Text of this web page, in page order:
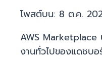
โพสต์บน: 8 ต.ค.
AWS Marketplace
งานทั่วไปของแดชบ